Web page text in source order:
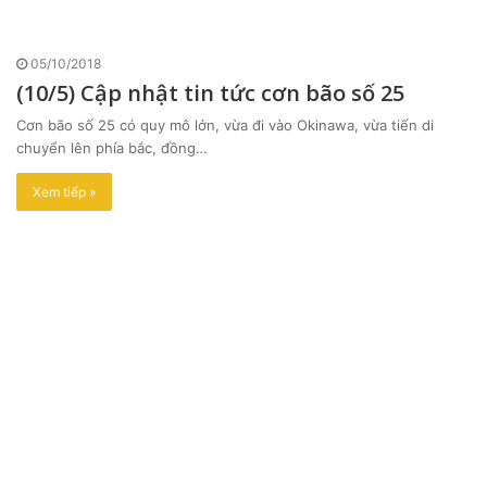
05/10/2018
(10/5) Cập nhật tin tức cơn bão số 25
Cơn bão số 25 có quy mô lớn, vừa đi vào Okinawa, vừa tiến di
chuyển lên phía bắc, đồng…
Xem tiếp »